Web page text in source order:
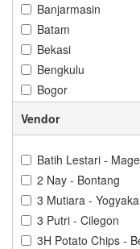
Banjarmasin
Batam
Bekasi
Bengkulu
Bogor
Denpasar
Vendor
Batih Lestari -
2 Nay - Bontang
3 Mutiara -
3 Putri - Cilegon
3H Potato Chips -